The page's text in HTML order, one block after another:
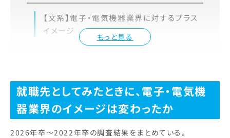
もっと見る
【文系】電子・電気機器業界に対するプラス
イメージ
就職先としてみたときに、電子・電気機
器業界のイメージは変わったか
2026年卒～2022年卒の調査結果をまとめている。